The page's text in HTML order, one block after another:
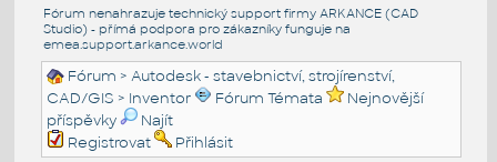
Fórum nenahrazuje technický support firmy ARKANCE (CAD
Studio) - přímá podpora pro zákazníky funguje na
emea.support.arkance.world
Fórum >Autodesk - stavebnictví, strojírenství,
CAD/GIS > Inventor Fórum Témata
Nejnovější
příspěvky
Najít
Registrovat
Přihlásit